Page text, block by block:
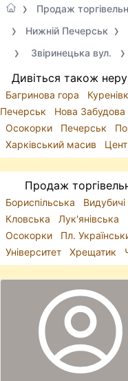
Продаж
Нижній Печерськ
Звіринецька вул.
Дивіться також
Багринова гора
Печерськ
Нова Забудова
Осокорки
Печерськ
Харківський масив
Продаж
Бориспільська Видубичі
Кловська
Лук'янівська
Осокорки
Пл.
Університет
Хрещатик